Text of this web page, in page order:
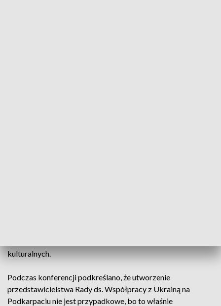
kulturalnych.
Podczas konferencji podkreślano, że utworzenie
przedstawicielstwa Rady ds. Współpracy z Ukrainą na
Podkarpaciu nie jest przypadkowe, bo to właśnie